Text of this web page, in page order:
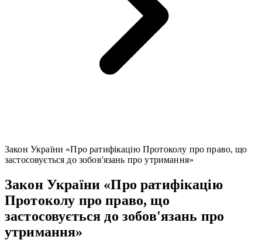
Закон України «Про ратифікацію Протоколу про право, що
застосовується до зобов'язань про утримання»
Закон України «Про ратифікацію
Протоколу про право, що
застосовується до зобов'язань про
утримання»